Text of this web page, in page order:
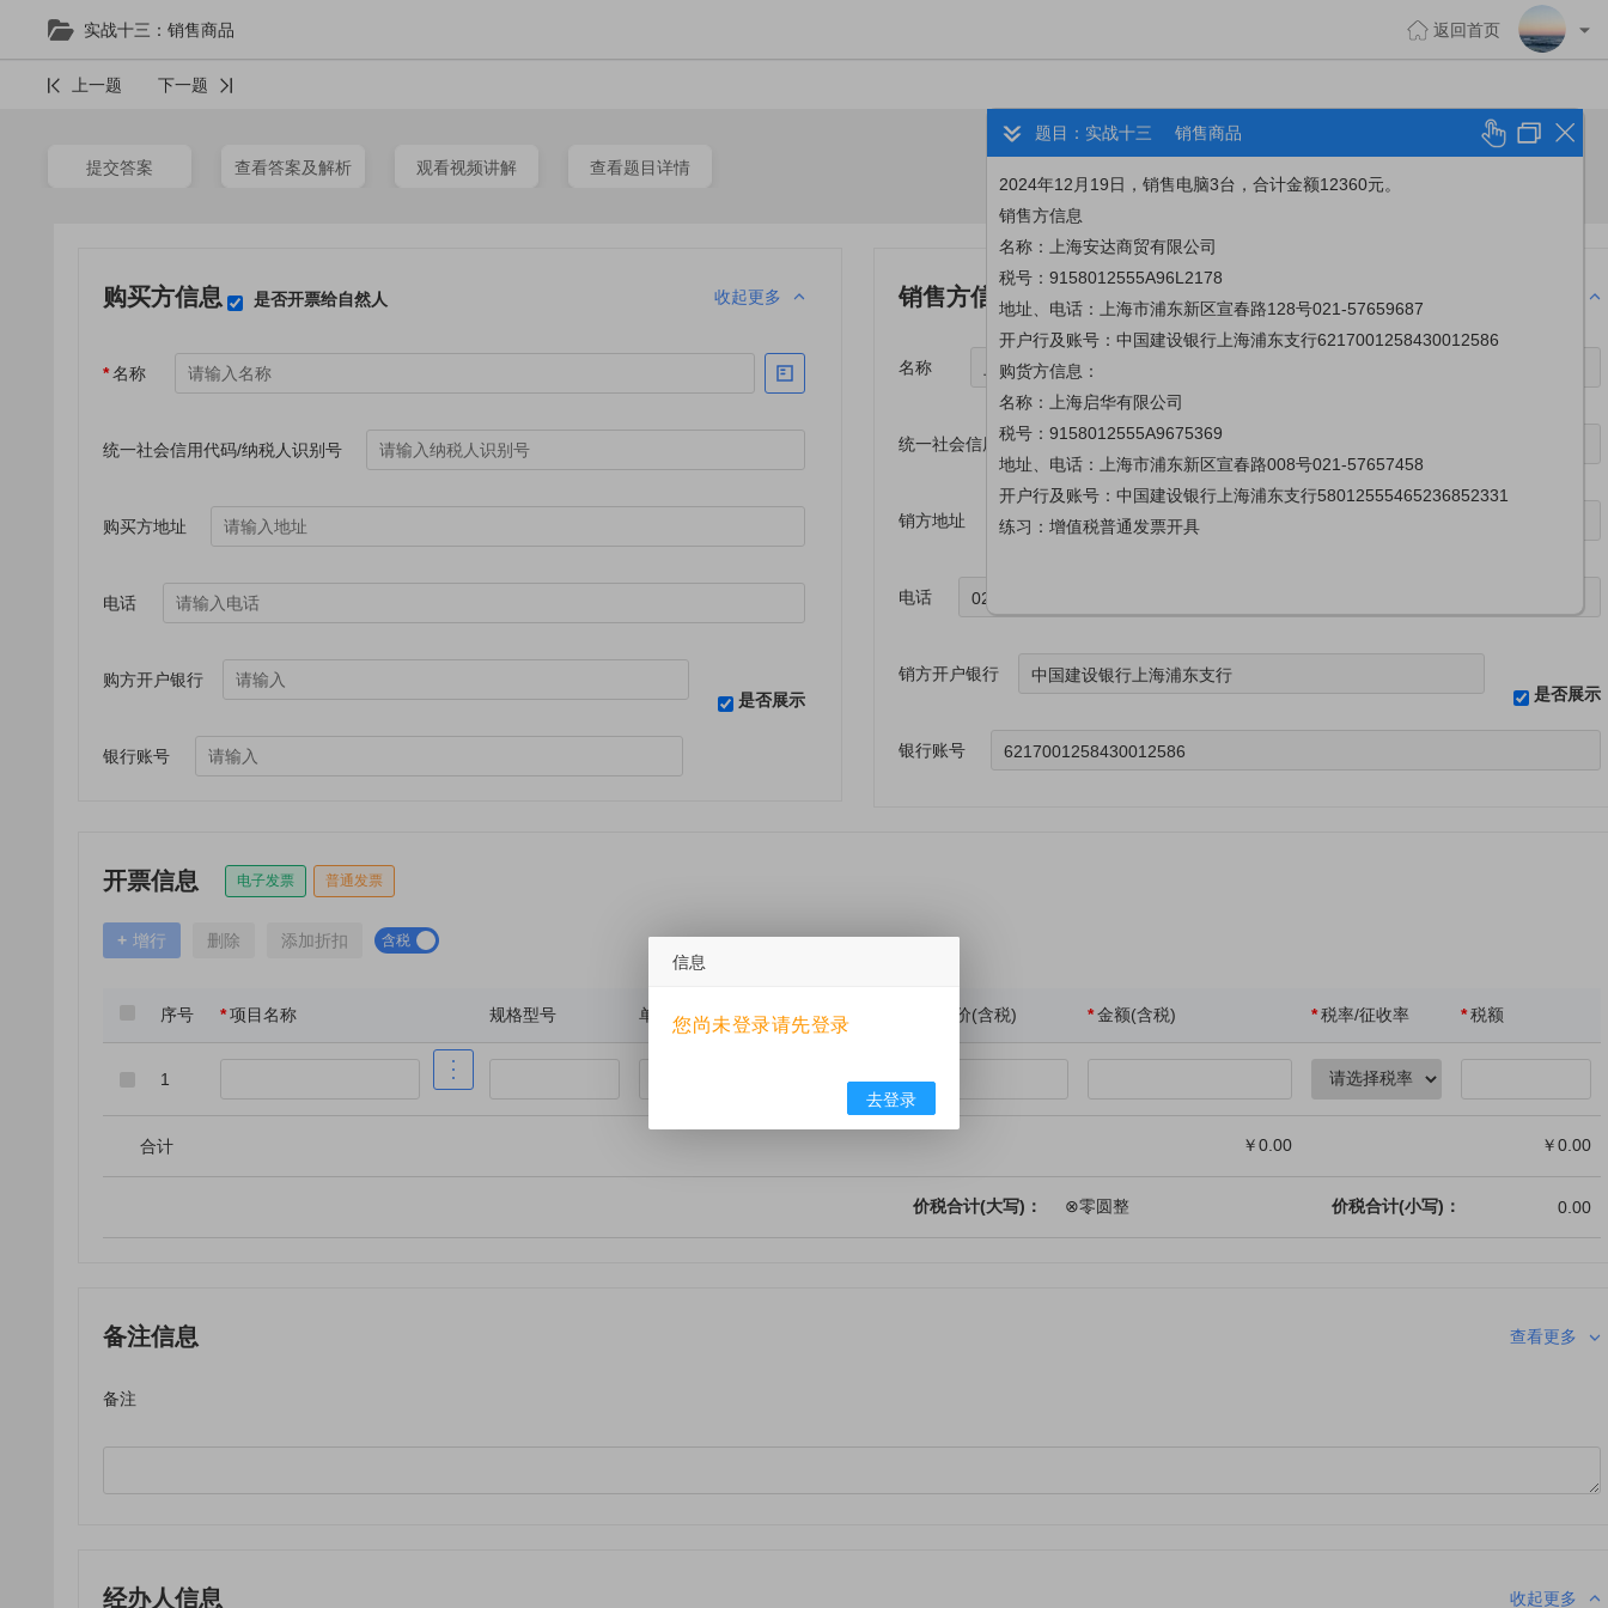
实战十三：销售商品 返回首页
上一题 下一题
提交答案 查看答案及解析 观看视频讲解 查看题目详情
购买方信息 是否开票给自然人 收起更多
*名称
统一社会信用代码/纳税人识别号
购买方地址
电话
购方开户银行
是否展示
银行账号
销售方信息 当前可用授信额度:1000000.00
名称 上海安达商贸有限公司
统一社会信用代码/纳税人识别号 9158012555A96L2178
销方地址 上海市浦东新区宣春路128号
电话 021-57659687
销方开户银行
中国建设银行上海浦东支行
是否展示
银行账号 6217001258430012586
开票信息 电子发票 普通发票
+ 增行 删除 添加折扣 含税
序号 *项目名称 规格型号 单位 数量 单价(含税) *金额(含税) *税率/征收率 *税额
1
合计
价税合计(大写)： 价税合计(小写)：
备注信息 查看更多
备注
经办人信息 收起更多
题目：实战十三 销售商品
2024年12月19日，销售电脑3台，合计金额12360元。
销售方信息
名称：上海安达商贸有限公司
税号：9158012555A96L2178
地址、电话：上海市浦东新区宣春路128号021-57659687
开户行及账号：中国建设银行上海浦东支行6217001258430012586
购货方信息：
名称：上海启华有限公司
税号：9158012555A9675369
地址、电话：上海市浦东新区宣春路008号021-57657458
开户行及账号：中国建设银行上海浦东支行58012555465236852331
练习：增值税普通发票开具
信息
您尚未登录请先登录
去登录